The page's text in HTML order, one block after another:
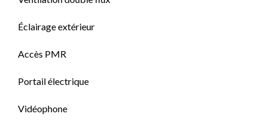
Éclairage extérieur
Accès PMR
Portail électrique
Vidéophone